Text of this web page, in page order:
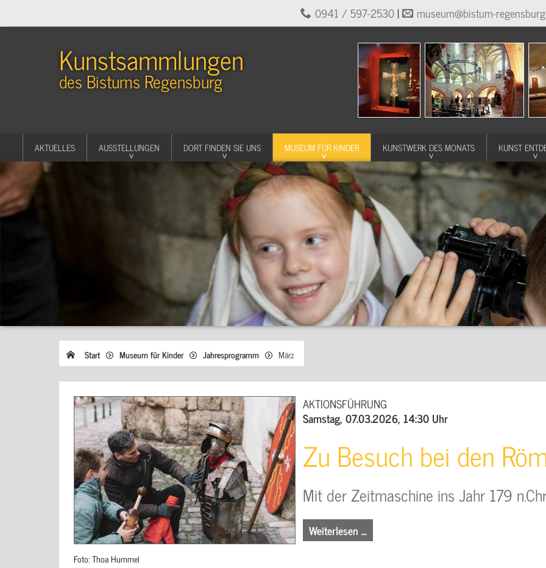
0941 / 597-2530| museum@bistum-
Kunstsammlungen
des Bistums Regensburg
AKTUELLES AUSSTELLUNGEN DORT FINDEN SIE UNS MUSEUM FÜR KINDER KUNSTWERK DES MONATS KUNST
Start Museum für Kinder Jahresprogramm März
Foto: Thoa Hummel
AKTIONSFÜHRUNG
Samstag, 07.03.2026, 14:30 Uhr
Zu Besuch bei den
Mit der Zeitmaschine ins Jahr 179
Weiterlesen …